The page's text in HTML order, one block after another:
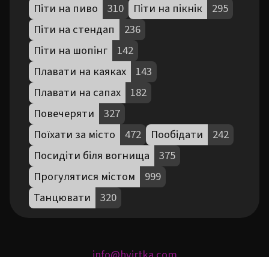
Піти на пиво
310 Піти на пікнік
295
Піти на стендап
236
Піти на шопінг
142
Плавати на каяках
143
Плавати на сапах
182
Повечеряти
327
Поїхати за місто
472 Пообідати
242
Посидіти біля вогнища
375
Прогулятися містом
999
Танцювати
320